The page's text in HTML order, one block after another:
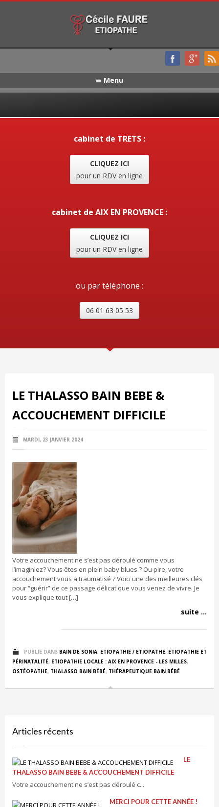
Menu
cabinet de TRETS :
CLIQUEZ ICI
pour un RDV en ligne
cabinet de AIX EN PROVENCE :
CLIQUEZ ICI
pour un RDV en ligne
ou par téléphone :
06 01 63 05 53
LE THALASSO BAIN BEBE &
ACCOUCHEMENT DIFFICILE
MARDI, 23 JANVIER 2024
Votre accouchement ne s’est pas déroulé comme vous
l’imaginiez? Vous êtes en plein baby blues ? Ou pire, votre
accouchement vous a traumatisé ? Voici une des meilleures clés
pour “guérir” de ce passage délicat que vous venez de vivre. Je
vous explique tout […]
suite ...
PUBLIÉ DANS BAIN DE SONIA, ETIOPATHIE / ETIOPATHE, ETIOPATHIE ET
PÉRINATALITÉ, ETIOPATHIE LOCALE : AIX EN PROVENCE - LES MILLES,
OSTÉOPATHE, THALASSO BAIN BÉBÉ, THÉRAPEUTIQUE BAIN BÉBÉ
Articles récents
LE
THALASSO BAIN BEBE & ACCOUCHEMENT DIFFICILE
Votre accouchement ne s’est pas déroulé c...
MERCI POUR CETTE ANNÉE !